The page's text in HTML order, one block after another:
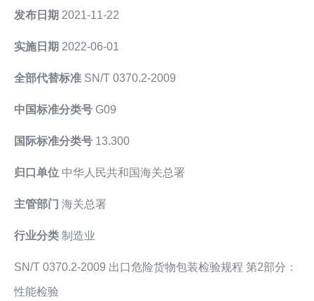
发布日期 2021-11-22
实施日期 2022-06-01
全部代替标准 SN/T 0370.2-2009
中国标准分类号 G09
国际标准分类号 13.300
归口单位 中华人民共和国海关总署
主管部门 海关总署
行业分类 制造业
SN/T 0370.2-2009 出口危险货物包装检验规程 第2部分：
性能检验